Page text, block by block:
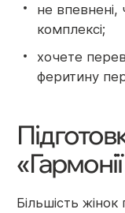
не впевнені,
комплексі;
хочете
феритину
Більшість